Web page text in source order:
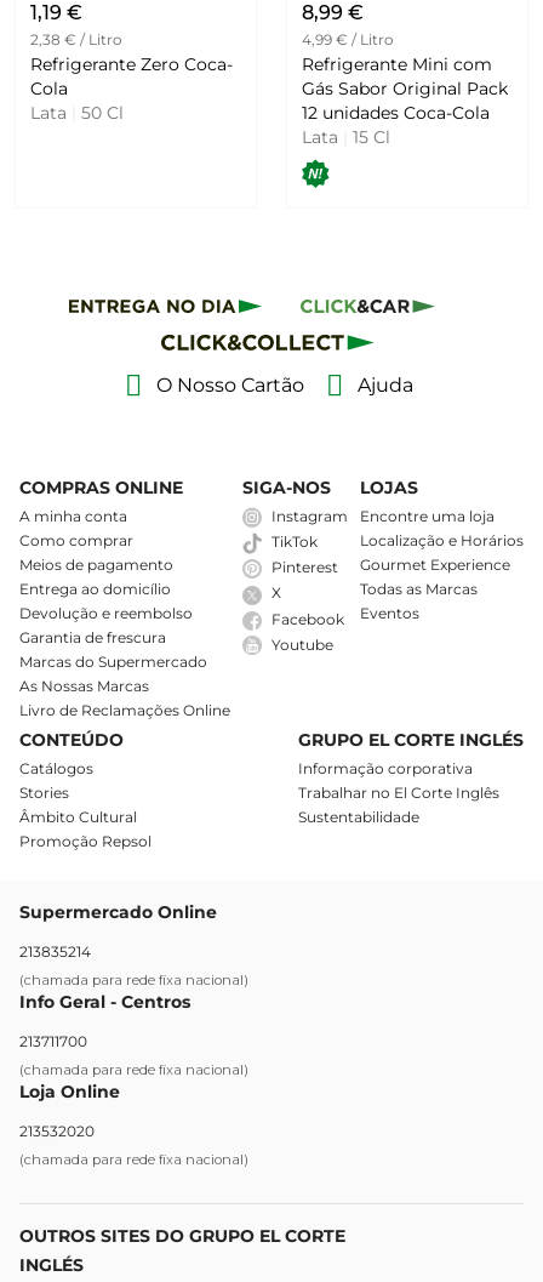
1,19 €
2,38 € / Litro
Refrigerante Zero Coca-
Cola
Lata
50 Cl
8,99 €
4,99 € / Litro
Refrigerante Mini com
Gás Sabor Original Pack
12 unidades Coca-Cola
Lata
15 Cl
O Nosso Cartão Ajuda
COMPRAS ONLINE
A minha conta
Como comprar
Meios de pagamento
Entrega ao domicílio
Devolução e reembolso
Garantia de frescura
Marcas do Supermercado
As Nossas Marcas
Livro de Reclamações Online
SIGA-NOS
Instagram
TikTok
Pinterest
X
Facebook
Youtube
LOJAS
Encontre uma loja
Localização e Horários
Gourmet Experience
Todas as Marcas
Eventos
CONTEÚDO
Catálogos
Stories
Âmbito Cultural
Promoção Repsol
GRUPO EL CORTE INGLÉS
Informação corporativa
Trabalhar no El Corte Inglês
Sustentabilidade
Supermercado Online
213835214
(chamada para rede fixa nacional)
Info Geral - Centros
213711700
(chamada para rede fixa nacional)
Loja Online
213532020
(chamada para rede fixa nacional)
OUTROS SITES DO GRUPO EL CORTE
INGLÉS